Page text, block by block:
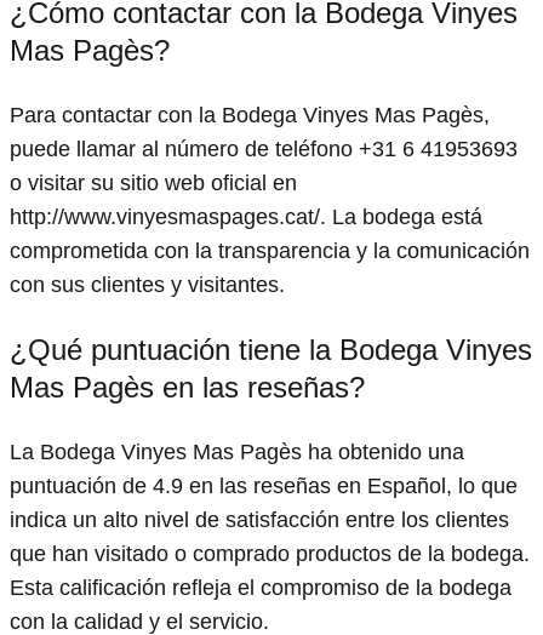
¿Cómo contactar con la Bodega Vinyes
Mas Pagès?
Para contactar con la Bodega Vinyes Mas Pagès,
puede llamar al número de teléfono +31 6 41953693
o visitar su sitio web oficial en
http://www.vinyesmaspages.cat/. La bodega está
comprometida con la transparencia y la comunicación
con sus clientes y visitantes.
¿Qué puntuación tiene la Bodega Vinyes
Mas Pagès en las reseñas?
La Bodega Vinyes Mas Pagès ha obtenido una
puntuación de 4.9 en las reseñas en Español, lo que
indica un alto nivel de satisfacción entre los clientes
que han visitado o comprado productos de la bodega.
Esta calificación refleja el compromiso de la bodega
con la calidad y el servicio.